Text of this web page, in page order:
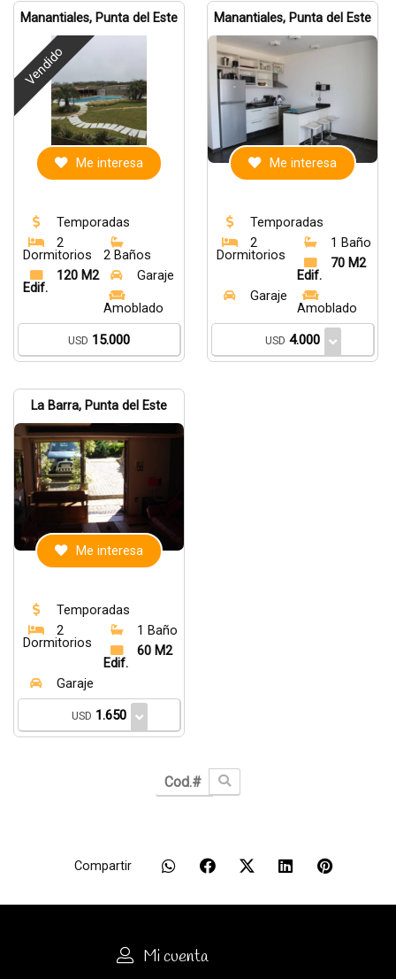
Manantiales, Punta del Este
Vendido
Me interesa
Temporadas
2
Dormitorios
2 Baños
120 M2
Edif.
Garaje
Amoblado
USD 15.000
Manantiales, Punta del Este
Me interesa
Temporadas
2
Dormitorios
1 Baño
70 M2
Edif.
Garaje
Amoblado
USD 4.000
La Barra, Punta del Este
Me interesa
Temporadas
2
Dormitorios
1 Baño
60 M2
Edif.
Garaje
USD 1.650
Compartir
Mi cuenta